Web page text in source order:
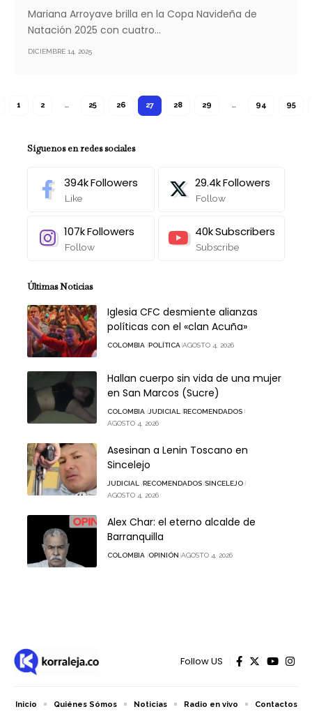
Mariana Arroyave brilla en la Copa Navideña de
Natación 2025 con cuatro…
DICIEMBRE 14, 2025
1 2 … 25 26 27 28 29 … 94 95
Síguenos en redes sociales
394kFollowers
Like
29.4kFollowers
Follow
107kFollowers
Follow
40kSubscribers
Subscribe
Últimas Noticias
Iglesia CFC desmiente alianzas
políticas con el «clan Acuña»
COLOMBIA POLÍTICA AGOSTO 4, 2026
Hallan cuerpo sin vida de una mujer
en San Marcos (Sucre)
COLOMBIA JUDICIAL
RECOMENDADOS
AGOSTO 4, 2026
Asesinan a Lenin Toscano en
Sincelejo
JUDICIAL RECOMENDADOS SINCELEJO
AGOSTO 4, 2026
Alex Char: el eterno alcalde de
Barranquilla
COLOMBIA OPINIÓN AGOSTO 4, 2026
Follow US
Inicio Quiénes Sómos Noticias Radio en vivo Contactos